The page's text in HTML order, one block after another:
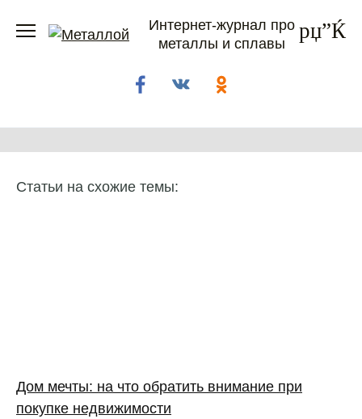
Интернет-журнал про
металлы и сплавы
Статьи на схожие темы:
Дом мечты: на что обратить внимание при
покупке недвижимости